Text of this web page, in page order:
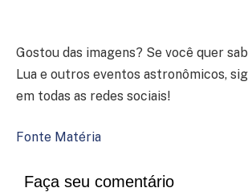
Gostou das imagens? Se você quer
Lua e outros eventos astronômicos,
em todas as redes sociais!
Fonte Matéria
Faça seu comentário